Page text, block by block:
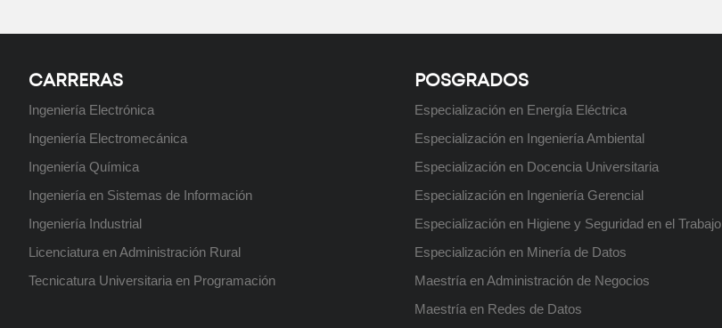
Higiene y Seguridad en el
Trabajo
Próximamente
Tecnicatura Universitaria en
Próximamente
Posgrado: Especialización en
Próximamente
CARRERAS
Ingeniería Electrónica
Ingeniería Electromecánica
Ingeniería Química
Ingeniería en Sistemas de Información
Ingeniería Industrial
Licenciatura en Administración Rural
Tecnicatura Universitaria en Programación
POSGRADOS
Especialización en Energía Eléctrica
Especialización en Ingeniería Ambiental
Especialización en Docencia Universitaria
Especialización en Ingeniería Gerencial
Especialización en Higiene y Seguridad en el Trabajo
Especialización en Minería de Datos
Maestría en Administración de Negocios
Maestría en Redes de Datos